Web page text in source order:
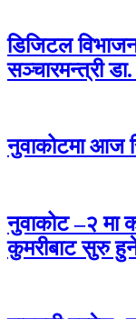
डिजिटल
सञ्चारमन्त्री डा.
नुवाकोटमा आज
नुवाकोट –२ मा
कुमरीबाट सुरु